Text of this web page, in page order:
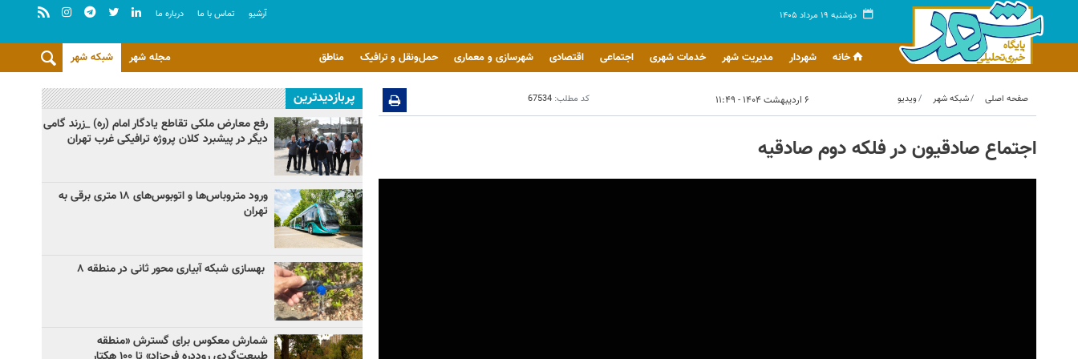
دوشنبه ۱۹ مرداد ۱۴۰۵ آرشيو تماس با ما درباره ما
خانه شهردار مدیریت شهر خدمات شهری اجتماعی اقتصادی شهرسازی و معماری حمل‌ونقل و ترافیک مناطق شبکه شهر مجله شهر
صفحه اصلی شبکه شهر ویدیو ۶ اردیبهشت ۱۴۰۴ - ۱۱:۴۹ کد مطلب: 67534
اجتماع صادقیون در فلکه دوم صادقیه
پربازدیدترین
رفع معارض ملکی تقاطع یادگار امام (ره) _زرند گامی
دیگر در پیشبرد کلان پروژه‌ ترافیکی غرب تهران
ورود متروباس‌ها و اتوبوس‌های ۱۸ متری برقی به
تهران
بهسازی شبکه آبیاری محور ثانی در منطقه ۸
شمارش معکوس برای گسترش «منطقه